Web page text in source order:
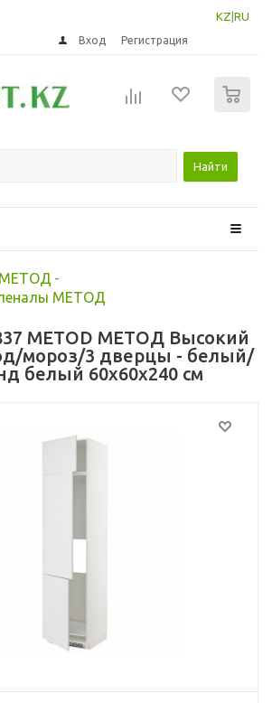
KZ RU
Вход Регистрация
Найти
МЕТОД -
МЕТОД
METOD МЕТОД Высокий
мороз/3 дверцы - белый/
белый 60x60x240 см